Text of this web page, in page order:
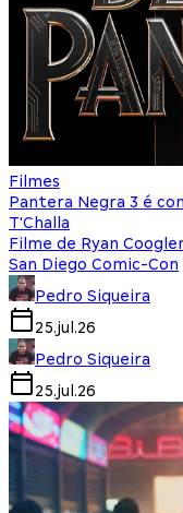
Filmes
Pantera Negra 3 é
T'Challa
Filme de Ryan
San Diego Comic-Con
Pedro Siqueira
25.jul.26
Pedro Siqueira
25.jul.26